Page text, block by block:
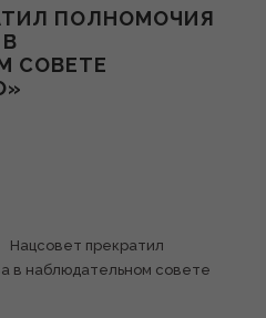
ПОЛНОМОЧИЯ
СОВЕТЕ
Нацсовет прекратил
в наблюдательном совете